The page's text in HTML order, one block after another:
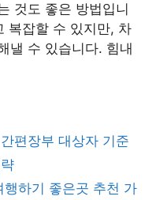
것도 좋은 방법입니
복잡할 수 있지만, 차
낼 수 있습니다. 힘내
편장부 대상자 기준
하기 좋은곳 추천 가